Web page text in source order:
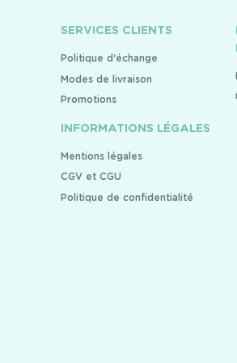
SERVICES CLIENTS
Politique d'échange
Modes de livraison
Promotions
INFORMATIONS LÉGALES
Mentions légales
CGV et CGU
Politique de confidentialité